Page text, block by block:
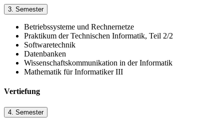
3. Semester
Betriebssysteme und Rechnernetze
Praktikum der Technischen Informatik, Teil 2/2
Softwaretechnik
Datenbanken
Wissenschaftskommunikation in der Informatik
Mathematik für Informatiker III
Vertiefung
4. Semester